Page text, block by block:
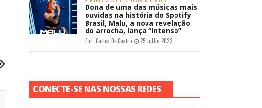
Dona de uma das músicas mais
ouvidas na história do Spotify
Brasil, Malu, a nova revelação
do arrocha, lança “Intenso”
Por: Carlos De Castro 25 Julho 2022
CONECTE-SE NAS NOSSAS REDES